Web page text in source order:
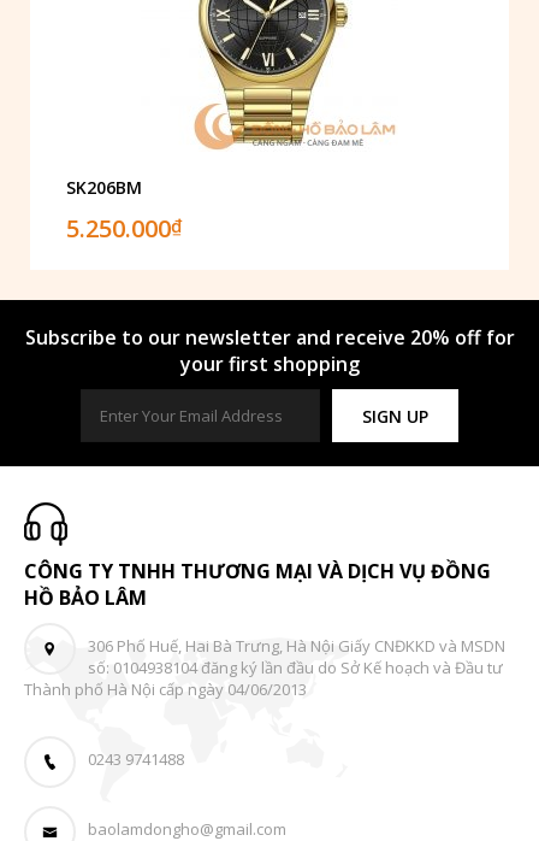
SK206BM
5.250.000₫
Subscribe to our newsletter and receive 20% off for
your first shopping
SIGN UP
CÔNG TY TNHH THƯƠNG MẠI VÀ DỊCH VỤ ĐỒNG
HỒ BẢO LÂM
306 Phố Huế, Hai Bà Trưng, Hà Nội Giấy CNĐKKD và MSDN
số: 0104938104 đăng ký lần đầu do Sở Kế hoạch và Đầu tư
Thành phố Hà Nội cấp ngày 04/06/2013
0243 9741488
baolamdongho@gmail.com